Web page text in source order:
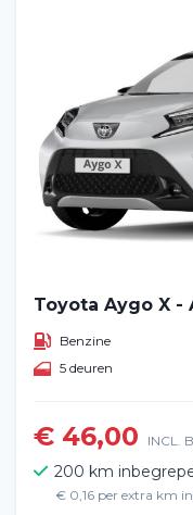
Toyota Aygo X -
Benzine
5 deuren
€ 46,00 INCL.
200 km
€ 0,16 per extra km